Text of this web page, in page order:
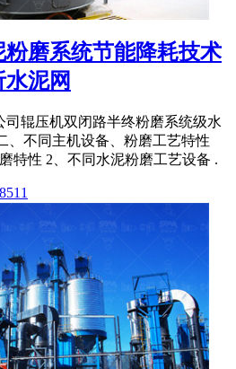
磨系统节能降耗技术
泥网
司辊压机双闭路半终粉磨系统级水
、不同主机设备、粉磨工艺特性
特性 2、不同水泥粉磨工艺设备 .